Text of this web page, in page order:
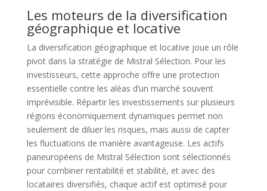
Les moteurs de la diversification
géographique et locative
La diversification géographique et locative joue un rôle
pivot dans la stratégie de Mistral Sélection. Pour les
investisseurs, cette approche offre une protection
essentielle contre les aléas d’un marché souvent
imprévisible. Répartir les investissements sur plusieurs
régions économiquement dynamiques permet non
seulement de diluer les risques, mais aussi de capter
les fluctuations de manière avantageuse. Les actifs
paneuropéens de Mistral Sélection sont sélectionnés
pour combiner rentabilité et stabilité, et avec des
locataires diversifiés, chaque actif est optimisé pour